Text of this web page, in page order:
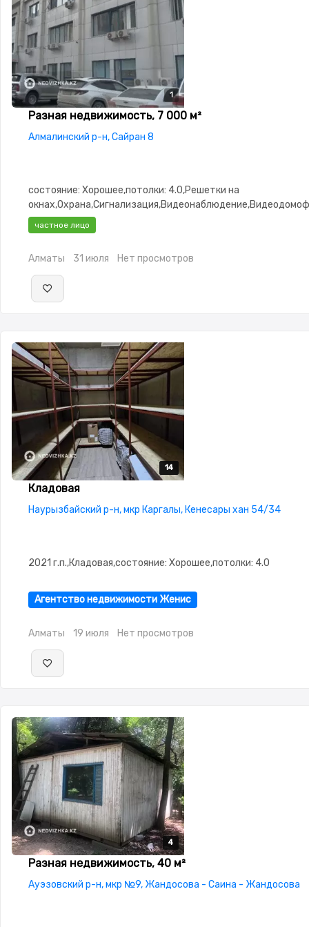
1
Разная недвижимость, 7 000 м²
Алмалинский р-н, Сайран 8
состояние: Хорошее,потолки: 4.0,Решетки на
частное лицо
Алматы 31 июля Нет просмотров
14
14
14
14
14
Кладовая
Наурызбайский р-н, мкр Каргалы, Кенесары хан 54/34
2021 г.п.,Кладовая,состояние: Хорошее,потолки: 4.0
Агентство недвижимости Женис
Алматы 19 июля Нет просмотров
4
4
4
4
Разная недвижимость, 40 м²
Ауэзовский р-н, мкр №9, Жандосова - Саина - Жандосова